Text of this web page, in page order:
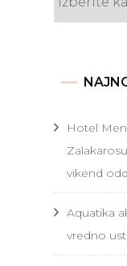
Hotel
vikend
Aquatika
vredno